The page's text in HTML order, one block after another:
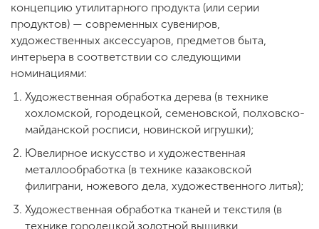
концепцию утилитарного продукта (или серии
продуктов) — современных сувениров,
художественных аксессуаров, предметов быта,
интерьера в соответствии со следующими
номинациями:
Художественная обработка дерева (в технике
хохломской, городецкой, семеновской, полховско-
майданской росписи, новинской игрушки);
Ювелирное искусство и художественная
металлообработка (в технике казаковской
филиграни, ножевого дела, художественного литья);
Художественная обработка тканей и текстиля (в
технике городецкой золотной вышивки,